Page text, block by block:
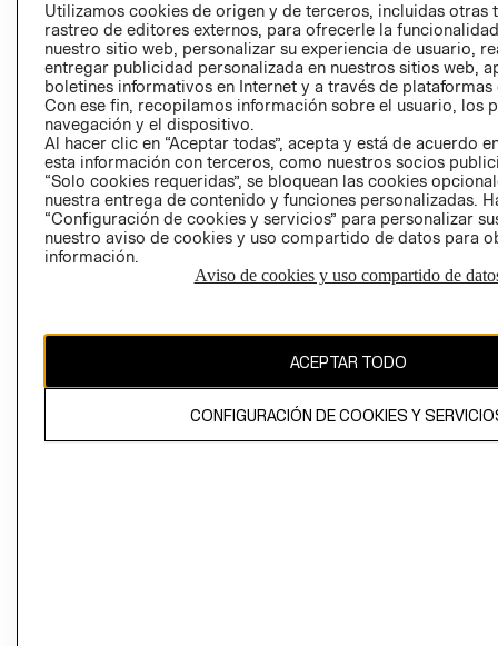
GIFT CARD
AVISO DE
Perú (S/)
CAMBIAR REGIÓN
Utilizamos cookies de origen y de terceros, incluidas otras
rastreo de editores externos, para ofrecerle la
nuestro sitio web, personalizar su experiencia de usuario,
entregar publicidad personalizada en nuestros sitios web,
boletines informativos en Internet y a través de plataformas
Con ese fin, recopilamos información sobre el usuario, los
navegación y el dispositivo.
Al hacer clic en “Aceptar todas”, acepta y está de acuerdo
esta información con terceros, como nuestros socios
“Solo cookies requeridas”, se bloquean las cookies
nuestra entrega de contenido y funciones personalizadas.
“Configuración de cookies y servicios” para personalizar
nuestro aviso de cookies y uso compartido de datos para
información.
Aviso de cookies y uso compartido de
ACEPTAR TODO
CONFIGURACIÓN DE COOKIES Y